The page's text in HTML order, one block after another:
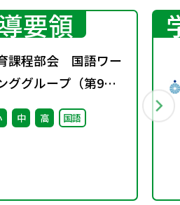
要領
課程部会 国語ワー
ググループ（第9
配付資料
中 高 国語